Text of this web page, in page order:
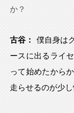
か？
古谷：
僕自身は
ースに出るライ
って始めたから
走らせるのが少